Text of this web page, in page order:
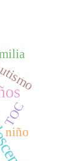
TOC
niño